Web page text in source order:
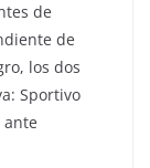
de
de
los dos
Sportivo
ante